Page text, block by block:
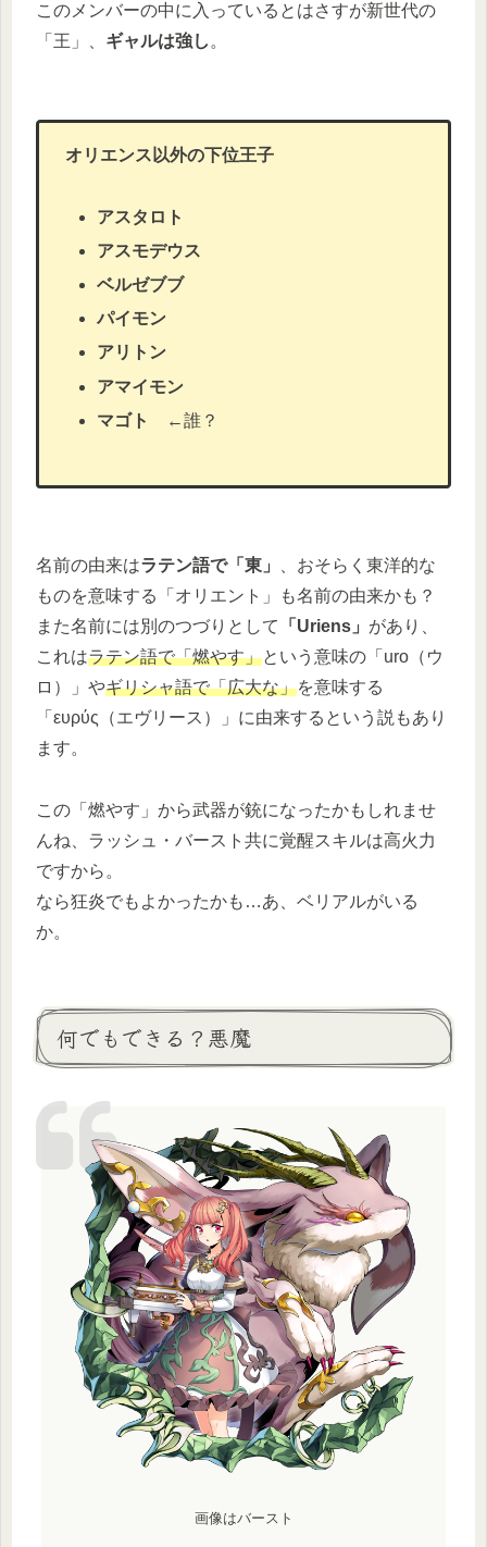
このメンバーの中に入っているとはさすが新世代の
「王」、 ギャルは強し 。
オリエンス以外の下位王子
アスタロト
アスモデウス
ベルゼブブ
パイモン
アリトン
アマイモン
マゴト
←誰？
名前の由来はラテン語で「東」
、おそらく東洋的な
ものを意味する「オリエント」も名前の由来かも？
また名前には別のつづりとして
「Uriens」 があり、
これはラテン語で「燃やす」という意味の「uro（ウ
ロ）」やギリシャ語で「広大な」を意味する
「ευρύς（エヴリース）」に由来するという説もあり
ます。
この「燃やす」から武器が銃になったかもしれませ
んね、ラッシュ・バースト共に覚醒スキルは高火力
ですから。
なら狂炎でもよかったかも…あ、ベリアルがいる
か。
何でもできる？悪魔
画像はバースト